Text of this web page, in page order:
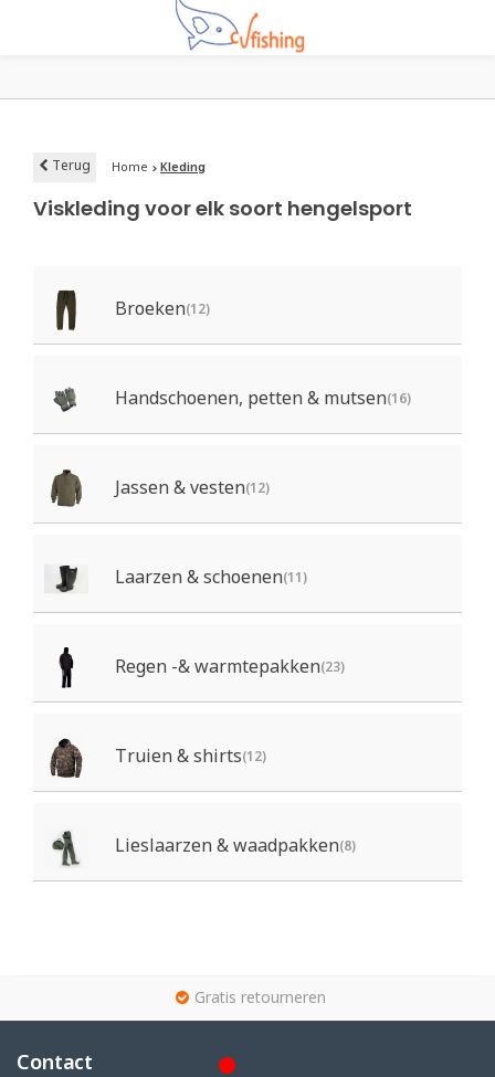
Terug Home Kleding
Viskleding voor elk soort hengelsport
Broeken(12)
Handschoenen, petten & mutsen(16)
Jassen & vesten(12)
Laarzen & schoenen(11)
Regen -& warmtepakken(23)
Truien & shirts(12)
Lieslaarzen & waadpakken(8)
Gratis retourneren
Contact